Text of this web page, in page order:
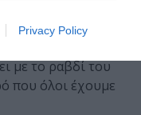
Privacy Policy
με ευλάβεια,
με το ραβδί του
που όλοι έχουμε